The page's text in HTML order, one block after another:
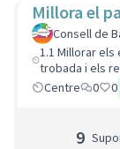
Millora el
Consell de
1.1 Millorar
trobada i els
Centre
0 0
9